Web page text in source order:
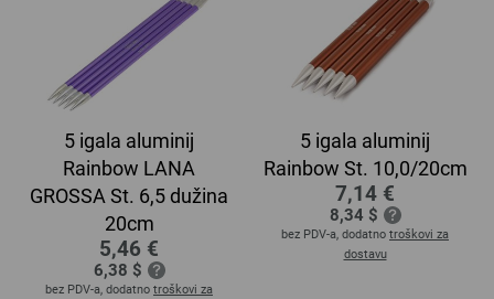
5 igala aluminij
Rainbow LANA
GROSSA St. 6,5 dužina
20cm
5,46 €
6,38 $
bez PDV-a, dodatno troškovi za
5 igala aluminij
Rainbow St. 10,0/20cm
7,14 €
8,34 $
bez PDV-a, dodatno troškovi za
dostavu